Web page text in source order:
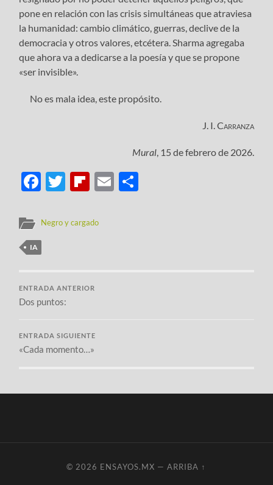
pone en relación con las crisis simultáneas que atraviesa
la humanidad: cambio climático, guerras, declive de la
democracia y otros valores, etcétera. Sharma agregaba
que ahora va a dedicarse a la poesía y que se propone
«ser invisible».
No es mala idea, este propósito.
J. I. Carranza
Mural, 15 de febrero de 2026.
Facebook
Twitter
Flipboard
Email
Negro y cargado
IA
ENTRADA ANTERIOR
Dos puntos:
ENTRADA SIGUIENTE
«Cada momento…»
© 2026 ENSAYOS.MX —ARRIBA ↑